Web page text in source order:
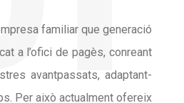
familiar que generació
a l’ofici de pagès, conreant
avantpassats, adaptant-
Per això actualment ofereix